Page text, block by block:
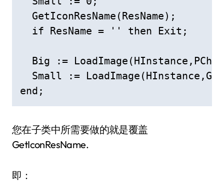
  GetIconResName(ResName);
  if ResName = '' then Exit;
Big :=
Small :=
end;
您在子类中所需要做的就是覆盖
GetIconResName.
即：